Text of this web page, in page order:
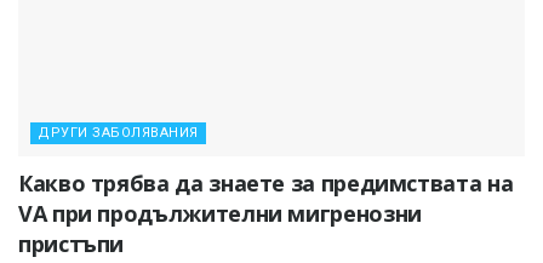
ДРУГИ ЗАБОЛЯВАНИЯ
Какво трябва да знаете за предимствата на
VA при продължителни мигренозни
пристъпи